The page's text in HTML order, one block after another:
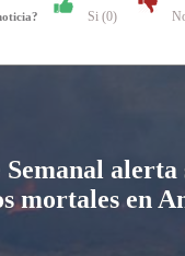
Si (0)
alerta
mortales en